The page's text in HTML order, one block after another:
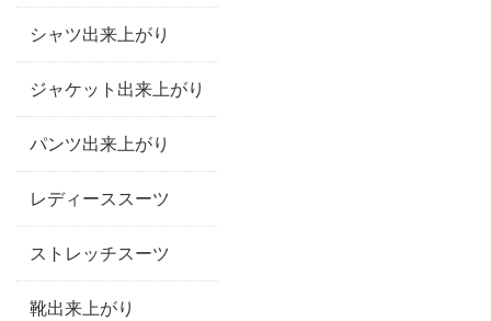
シャツ出来上がり
ジャケット出来上がり
パンツ出来上がり
レディーススーツ
ストレッチスーツ
靴出来上がり